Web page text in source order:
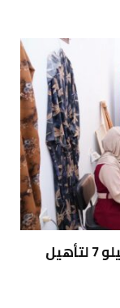
تطوير مركز التدريب المهني بالكيلو 7 لتأهيل